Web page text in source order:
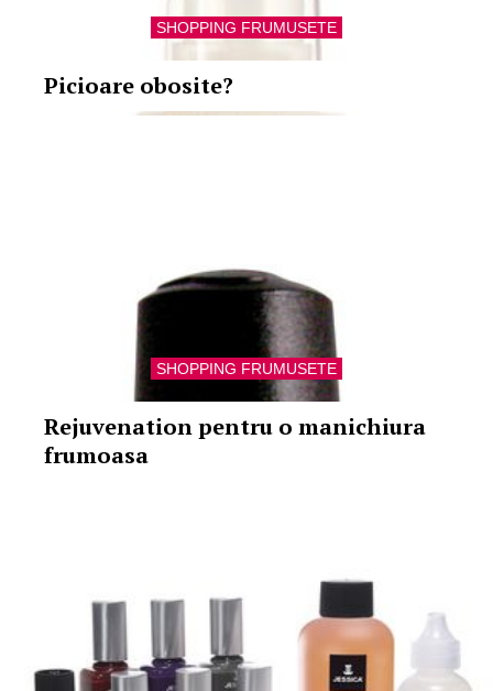
SHOPPING FRUMUSETE
Picioare obosite?
SHOPPING FRUMUSETE
Rejuvenation pentru o manichiura
frumoasa